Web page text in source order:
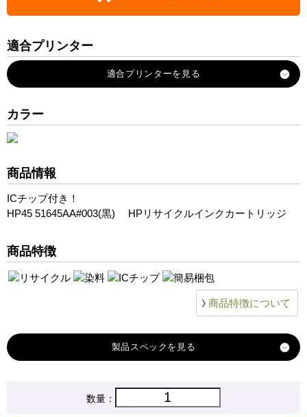
適合プリンター
Deskjet-1125c
Deskjet-1220c
Deskjet-710c
Deskjet-720c
Deskjet-815c
Deskjet-815c-SW
Deskjet-850c
Deskjet-880c
Deskjet-930c
Deskjet-955c
Deskjet-957c-AP
Photosmart-1000
カラー
商品情報
ICチップ付き！
HP45 51645AA#003(黒) HPリサイクルインクカートリッジ
商品特徴
商品特徴について
製品スペック
数量：